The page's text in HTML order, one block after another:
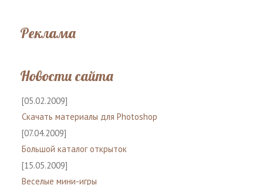
Реклама
Новости сайта
[05.02.2009]
Скачать материалы для Photoshop
[07.04.2009]
Большой каталог открыток
[15.05.2009]
Веселые мини-игры